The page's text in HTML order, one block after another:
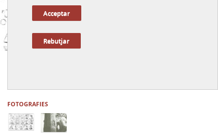
Acceptar
Rebutjar
[Barcelona, 5/04/1721 – 4/03/1797]
FOTOGRAFIES